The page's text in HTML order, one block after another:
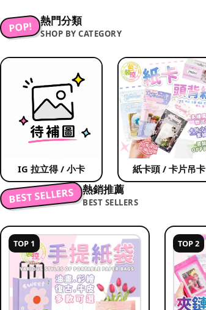
POP! 熱門分類
SHOP BY CATEGORY
IG 拉立得 / 小卡 紙卡頭 / 卡片吊卡
BEST SELLERS 熱銷推薦
BEST SELLERS
TOP 1 TOP 2